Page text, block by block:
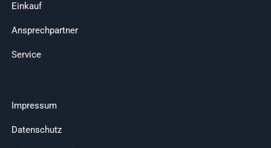
Einkauf
Ansprechpartner
Service
Impressum
Datenschutz